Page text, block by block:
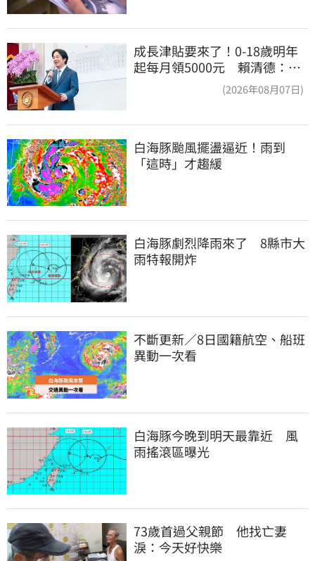
成長津貼要來了！0-18歲明年
起每月領5000元 賴清德：此
(2026年08月07日)
白海豚颱風擺盪逼近！雨到
「這時」才趨緩
白海豚劇烈降雨來了　8縣市大
雨特報開炸
不斷更新／8日國籍航空、船班
異動一次看
白海豚今晚到明天最靠近　風
雨搖滾區曝光
73歲首過父親節　他找亡妻
淚：今天好快樂